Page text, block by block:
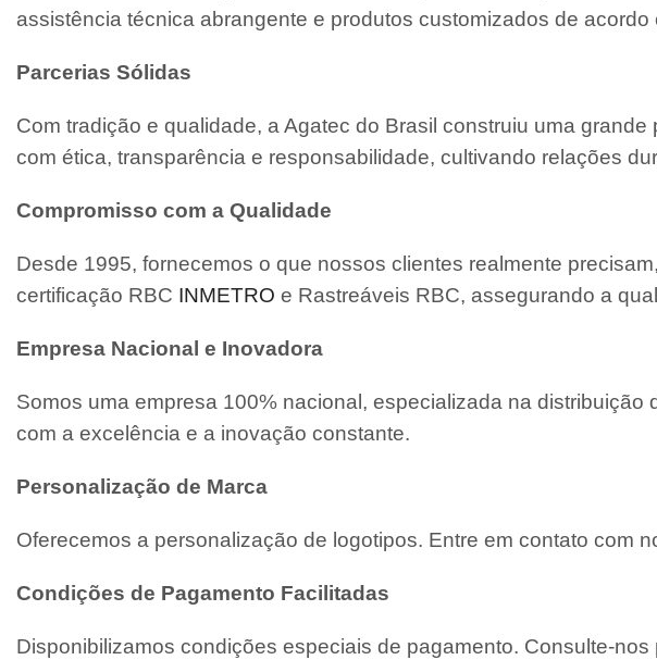
assistência técnica abrangente e produtos customizados de
Parcerias Sólidas
Com tradição e qualidade, a Agatec do Brasil construiu uma
com ética, transparência e responsabilidade, cultivando relações
Compromisso com a Qualidade
Desde 1995, fornecemos o que nossos clientes realmente
certificação RBC INMETRO e Rastreáveis RBC, assegurando a
Empresa Nacional e Inovadora
Somos uma empresa 100% nacional, especializada na distribuição
com a excelência e a inovação constante.
Personalização de Marca
Oferecemos a personalização de logotipos. Entre em contato com
Condições de Pagamento Facilitadas
Disponibilizamos condições especiais de pagamento. Consulte-nos